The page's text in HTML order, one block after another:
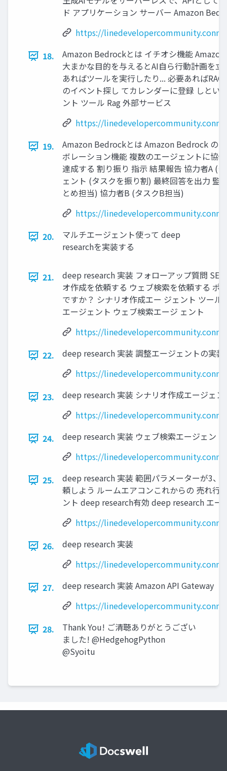
ド アプリケーション サーバー Amazon
https://
18.
Amazon Bedrockとは イチオシ機能
大まかな目的を与えるとAI自ら行動計画を立
あればツールを実行したり... 必要あれば
のイベント探し てカレンダーに登録 しとい
ント ツール Rag 外部サービス
https://
19.
Amazon Bedrockとは Amazon Bedrock の
ボレーション機能 複数のエージェントに協
達成する 割り振り 指示 結果報告 協力者A (
ェント (タスクを振り割) 最終回答を出力 監
とめ担当) 協力者B (タスクB担当)
https://
20.
マルチエージェント使って deep
researchを実装する
21.
deep research 実装 フォローアップ質問
オ作成を依頼する ウェブ検索を依頼する ポ
ですか？ シナリオ作成エー ジェント ツール
エージェント ウェブ検索エージ ェント
https://
22.
deep research 実装 調整エージェントの実装
https://
23.
deep research 実装 シナリオ作成エージェ
https://
24.
deep research 実装 ウェブ検索エージェン
https://
25.
deep research 実装 範囲パラメーターが3、
頼しよう ルームエアコンこれからの 売れ行
ント deep research有効 deep research エー
https://
26.
deep research 実装
https://
27.
deep research 実装 Amazon API Gateway
https://
28.
Thank You! ご清聴ありがとうござい
ました! @HedgehogPython
@Syoitu